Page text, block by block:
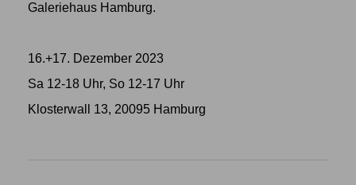
Galeriehaus Hamburg.
16.+17. Dezember 2023
Sa 12-18 Uhr, So 12-17 Uhr
Klosterwall 13, 20095 Hamburg